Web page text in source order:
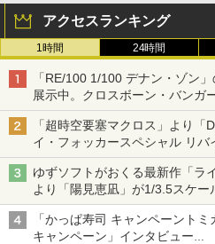
アクセスランキング
1時間 24時間
「RE/100 1/100 デナン・ゾン
展示中。クロスボーン・バンガ
【ガンダムベース撮り下ろし】
「超時空要塞マクロス」より
イ・フォッカースペシャル リバ
ゆずソフトがおくる最新作「ラ
より「陽見恵凪」が1/3.5スケー
メガネ姿も表現できるオプショ
「かっぱ寿司 キャンペーント
キャンペーン」インタビュー